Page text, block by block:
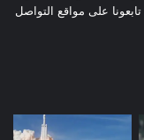
تابعونا على مواقع التواصل